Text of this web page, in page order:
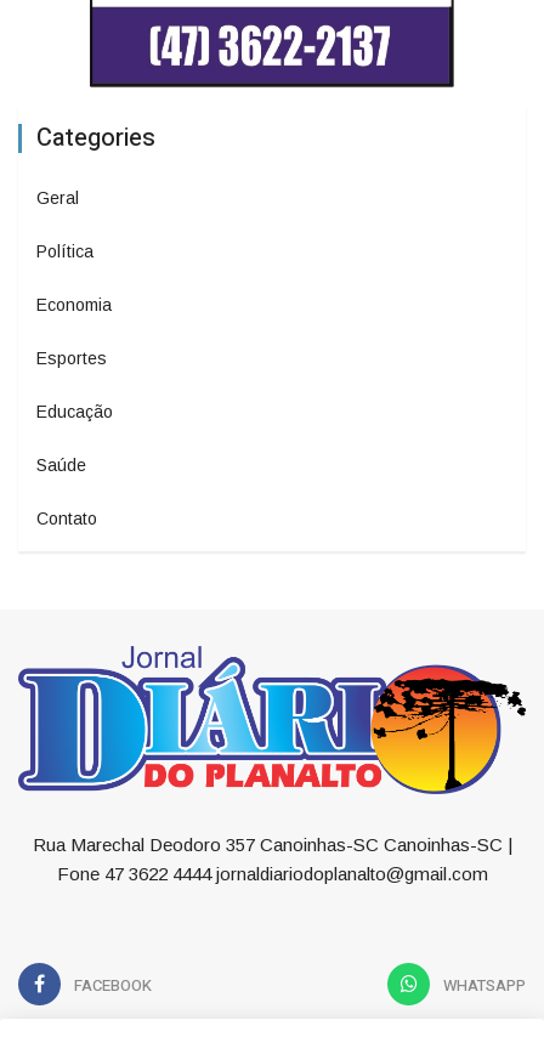
Categories
Geral
Política
Economia
Esportes
Educação
Saúde
Contato
Rua Marechal Deodoro 357 Canoinhas-SC Canoinhas-SC |
Fone 47 3622 4444 jornaldiariodoplanalto@gmail.com
FACEBOOK WHATSAPP